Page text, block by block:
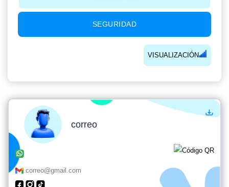
SEGURIDAD
VISUALIZACIÓN
correo
correo@gmail.com